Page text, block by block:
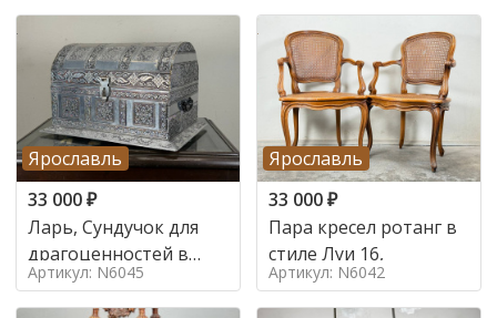
Ярославль
33 000₽
Ларь, Сундучок для
драгоценностей в
стиле
Артикул: N6045
Ярославль
33 000₽
Пара кресел ротанг в
стиле Луи 16,
Артикул: N6042